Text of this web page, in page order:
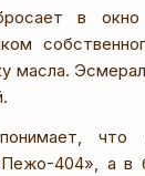
в
масла.
что
404», а в